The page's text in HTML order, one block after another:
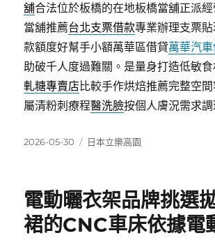
舖合法位於板橋的在地板橋當舖正派
當舖推薦台北支票借款專業辦理支票
款額度好幫手小額萬華區借貸萬華汽
助破千人度過難關。是量身打造低敏
軋糖專賣店比較手作烘焙推薦完整空
屬清粉刺療程醫洗臉按個人膚況需求調
發
2026-05-30
分
日本立樂高園
電動曬衣架品牌挑選
裙的CNC車床依據電